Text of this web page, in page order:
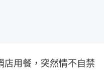
店用餐，突然情不自禁